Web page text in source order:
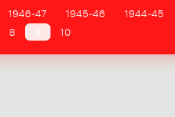
1946-47 1945-46 1944-45
8 10